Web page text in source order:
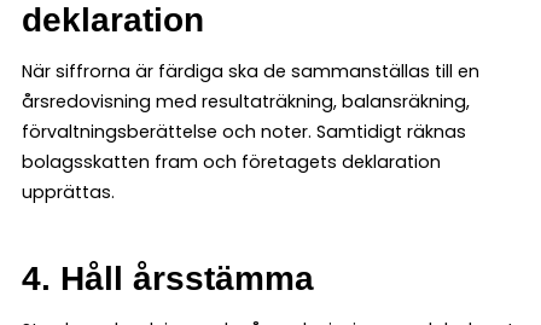
deklaration
När siffrorna är färdiga ska de sammanställas till en
årsredovisning med resultaträkning, balansräkning,
förvaltningsberättelse och noter. Samtidigt räknas
bolagsskatten fram och företagets deklaration
upprättas.
4. Håll årsstämma